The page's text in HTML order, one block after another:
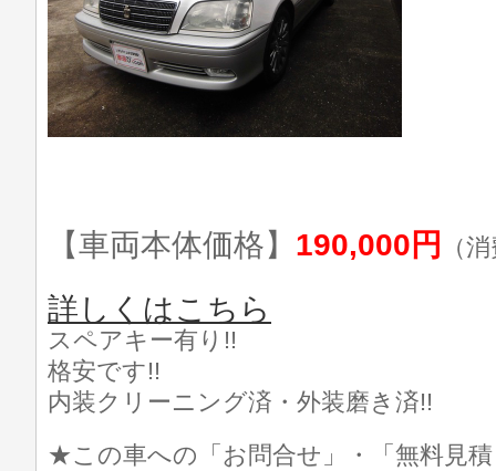
【車両本体価格】 190,000円 （
詳しくはこちら
スペアキー有り!!
格安です!!
内装クリーニング済・外装磨き済!!
★この車への「お問合せ」・「無料見